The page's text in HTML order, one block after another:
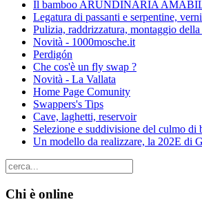
Il bamboo ARUNDINARIA
Legatura di passanti e serpentine,
Pulizia, raddrizzatura, montaggio
Novità - 1000mosche.it
Perdigón
Che cos'è un fly swap ?
Novità - La Vallata
Home Page Comunity
Swappers's Tips
Cave, laghetti, reservoir
Selezione e suddivisione del culmo di
Un modello da realizzare, la 202E di
Chi è online